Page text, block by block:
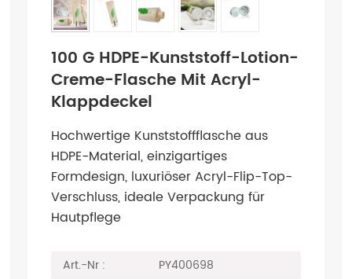
100 G HDPE-Kunststoff-Lotion-
Creme-Flasche Mit Acryl-
Klappdeckel
Hochwertige Kunststoffflasche aus
HDPE-Material, einzigartiges
Formdesign, luxuriöser Acryl-Flip-Top-
Verschluss, ideale Verpackung für
Hautpflege
Art.-Nr :
PY400698